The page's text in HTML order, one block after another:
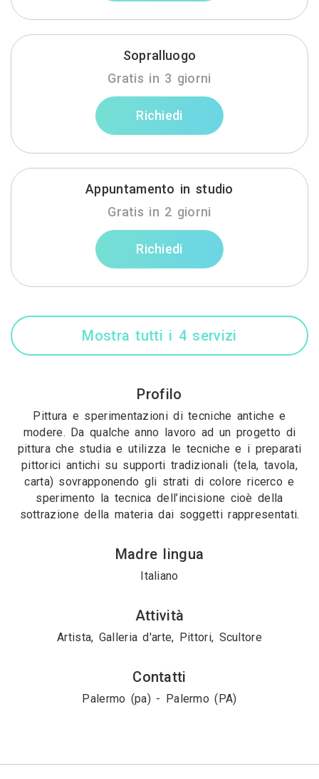
Sopralluogo
Gratis in 3 giorni
Richiedi
Appuntamento in studio
Gratis in 2 giorni
Richiedi
Mostra tutti i 4 servizi
Profilo
Pittura e sperimentazioni di tecniche antiche e
modere. Da qualche anno lavoro ad un progetto di
pittura che studia e utilizza le tecniche e i preparati
pittorici antichi su supporti tradizionali (tela, tavola,
carta) sovrapponendo gli strati di colore ricerco e
sperimento la tecnica dell’incisione cioè della
sottrazione della materia dai soggetti rappresentati.
Madre lingua
Italiano
Attività
Artista, Galleria d'arte, Pittori, Scultore
Contatti
Palermo (pa) - Palermo (PA)